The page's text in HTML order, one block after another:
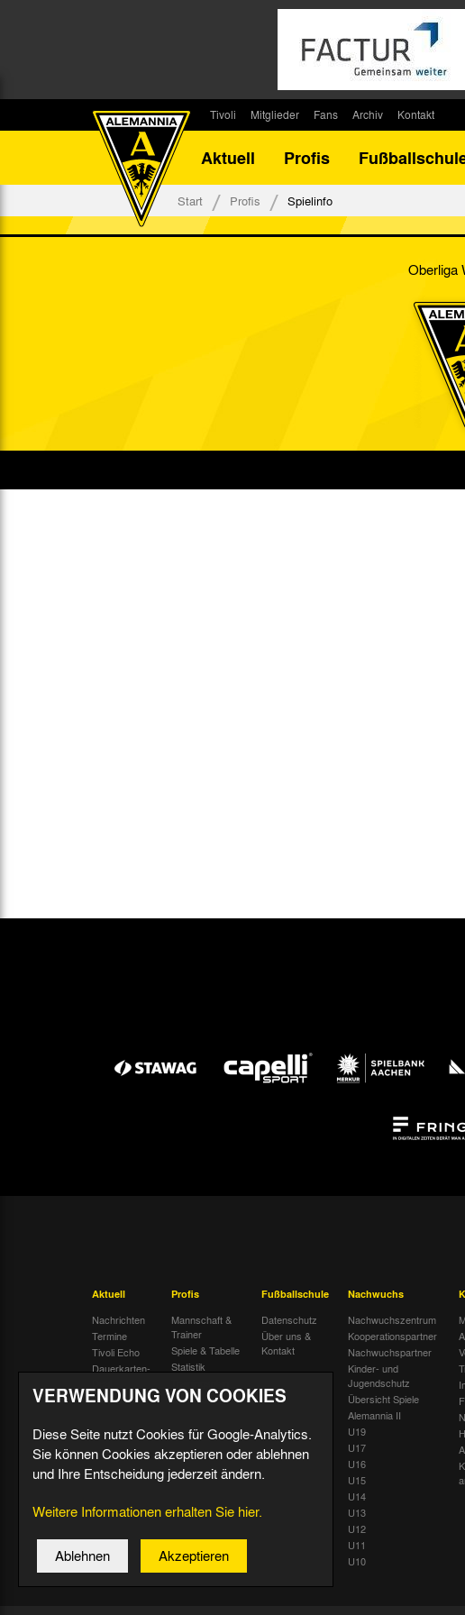
Tivoli
Stadionsprecher
Mitglieder
Kontakt
Fans
Fanbeirat
Fan-Klubs
Archiv
Kontakt
Aktuell
Profis
Start Profis Spielinfo
Oberliga
Aktuell
Nachrichten
Termine
Tivoli Echo
Dauerkarten-
Radiostream
Profis
Mannschaft &
Trainer
Spiele & Tabelle
Statistik
Geburtstage
Fußballschule
Datenschutz
Über uns &
Kontakt
Nachwuchs
Nachwuchszentrum
Kooperationspartner
Nachwuchspartner
Kinder- und
Jugendschutz
Übersicht Spiele
Alemannia II
U19
U17
U16
U15
U14
U13
U12
U11
U10
VERWENDUNG VON COOKIES
Diese Seite nutzt Cookies für Google-Analytics.
Sie können Cookies akzeptieren oder ablehnen
und Ihre Entscheidung jederzeit ändern.
Weitere Informationen erhalten Sie hier.
Ablehnen Akzeptieren